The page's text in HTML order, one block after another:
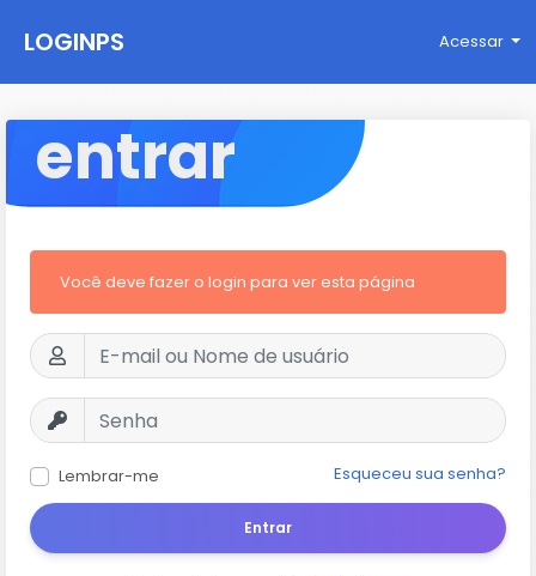
LOGINPS Acessar
entrar
Você deve fazer o login para ver esta página
Lembrar-me Esqueceu sua senha?
Entrar